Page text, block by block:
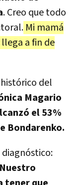
. Creo que todo
Mi mamá
a fin de
del
Magario
el 53%
Bondarenko.